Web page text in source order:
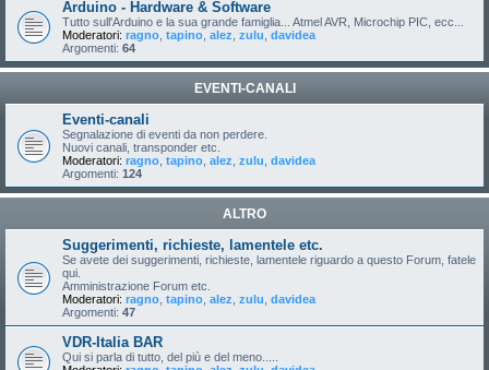
Arduino - Hardware & Software
Tutto sull'Arduino e la sua grande famiglia... Atmel AVR, Microchip PIC, ecc...
Moderatori: ragno tapino alez zulu davidea
Argomenti: 64
EVENTI-CANALI
Eventi-canali
Segnalazione di eventi da non perdere.
Nuovi canali, transponder etc.
Moderatori: ragno tapino alez zulu davidea
Argomenti: 124
ALTRO
Suggerimenti, richieste, lamentele etc.
Se avete dei suggerimenti, richieste, lamentele riguardo a questo Forum, fatele
qui.
Amministrazione Forum etc.
Moderatori: ragno tapino alez zulu davidea
Argomenti: 47
VDR-Italia BAR
Qui si parla di tutto, del più e del meno.....